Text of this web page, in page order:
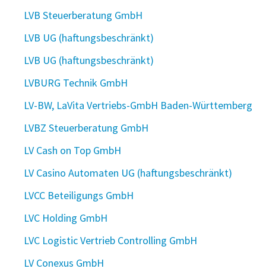
LVB Steuerberatung GmbH
LVB UG (haftungsbeschränkt)
LVB UG (haftungsbeschränkt)
LVBURG Technik GmbH
LV-BW, LaVita Vertriebs-GmbH Baden-Württemberg
LVBZ Steuerberatung GmbH
LV Cash on Top GmbH
LV Casino Automaten UG (haftungsbeschränkt)
LVCC Beteiligungs GmbH
LVC Holding GmbH
LVC Logistic Vertrieb Controlling GmbH
LV Conexus GmbH